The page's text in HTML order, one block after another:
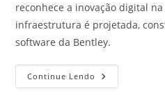
reconhece a inovação digital
infraestrutura é projetada,
software da Bentley.
Continue Lendo